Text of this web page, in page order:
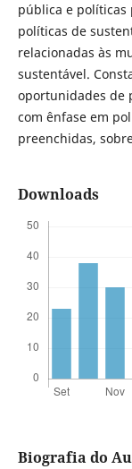
pública e políticas
políticas de
relacionadas às
sustentável.
oportunidades de
com ênfase em
preenchidas,
Downloads
Biografia do